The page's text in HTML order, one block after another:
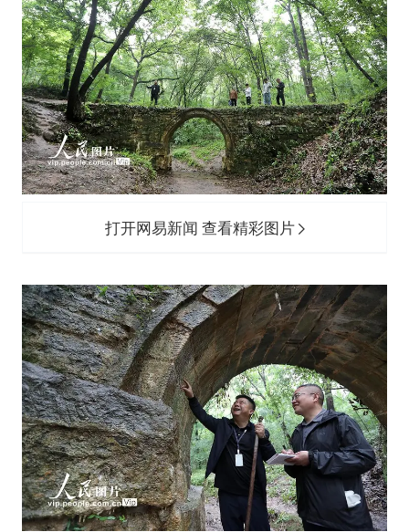
打开网易新闻 查看精彩图片